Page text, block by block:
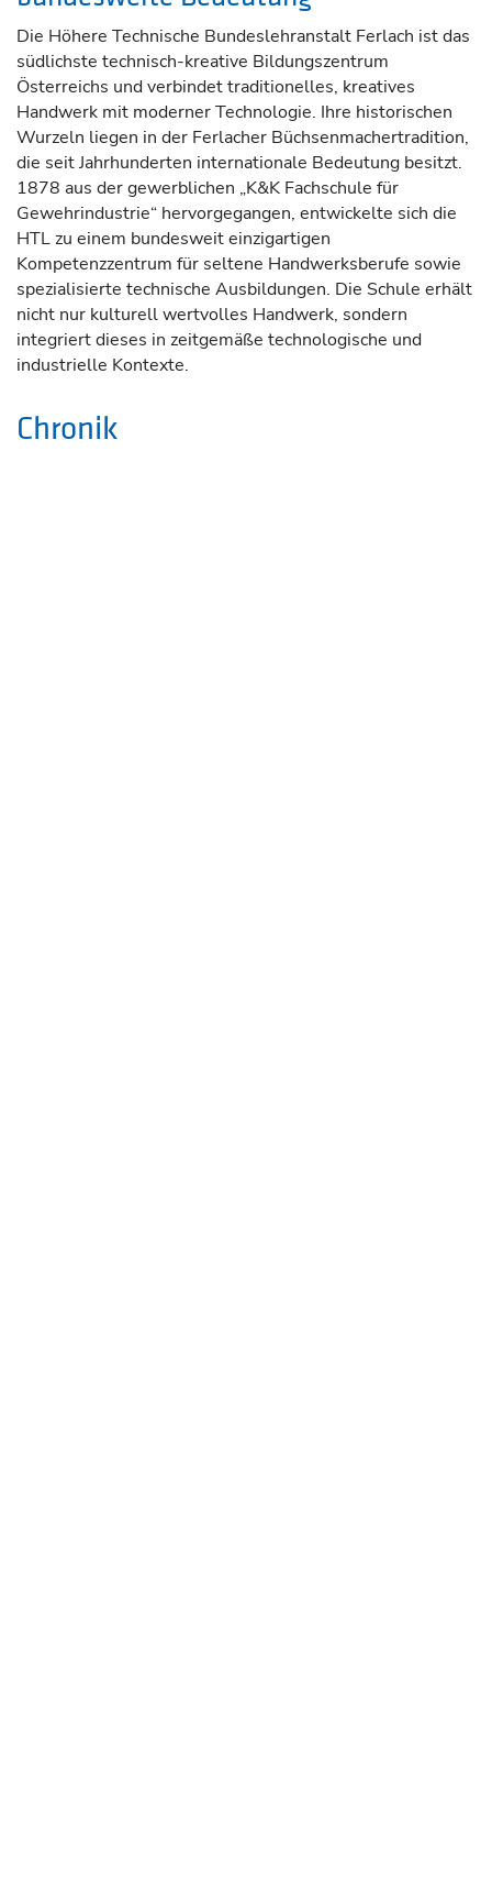
Die Höhere Technische Bundeslehranstalt Ferlach ist das
südlichste technisch-kreative Bildungszentrum
Österreichs und verbindet traditionelles, kreatives
Handwerk mit moderner Technologie. Ihre historischen
Wurzeln liegen in der Ferlacher Büchsenmachertradition,
die seit Jahrhunderten internationale Bedeutung besitzt.
1878 aus der gewerblichen „K&K Fachschule für
Gewehrindustrie“ hervorgegangen, entwickelte sich die
HTL zu einem bundesweit einzigartigen
Kompetenzzentrum für seltene Handwerksberufe sowie
spezialisierte technische Ausbildungen. Die Schule erhält
nicht nur kulturell wertvolles Handwerk, sondern
integriert dieses in zeitgemäße technologische und
industrielle Kontexte.
Chronik